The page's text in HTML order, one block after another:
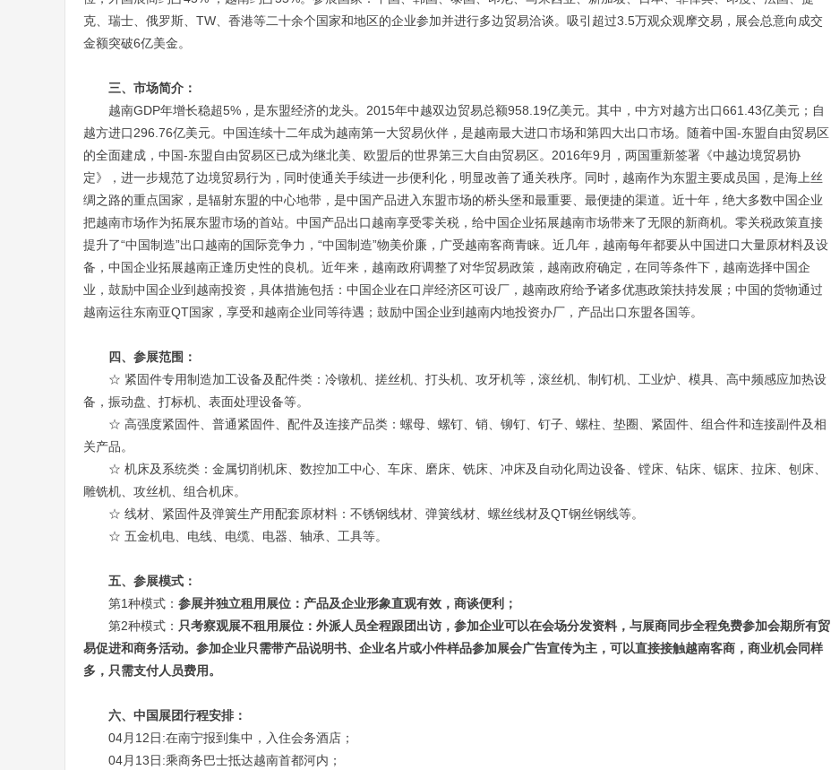
克、瑞士、俄罗斯、TW、香港等二十余个国家和地区的企业参加并进行多边贸易洽谈。吸引超过3.5万观众观摩交易，展会总意向成交
金额突破6亿美金。
三、市场简介：
越南GDP年增长稳超5% ，是东盟经济的龙头。 2015年中越双边贸易总额958.19亿美元。其中，中方对越方出口661.43亿美元；自
越方进口296.76亿美元。中国连续十二年成为越南第一大贸易伙伴，是越南最大进口市场和第四大出口市场。随着中国-东盟自由贸易区
的全面建成，中国-东盟自由贸易区已成为继北美、欧盟后的世界第三大自由贸易区。 2016年9 月，两国重新签署《中越边境贸易协
定》，进一步规范了边境贸易行为，同时使通关手续进一步便利化，明显改善了通关秩序。同时，越南作为东盟主要成员国，是海上丝
绸之路的重点国家，是辐射东盟的中心地带，是中国产品进入东盟市场的桥头堡和最重要、最便捷的渠道。近十年，绝大多数中国企业
把越南市场作为拓展东盟市场的首站。中国产品出口越南享受零关税，给中国企业拓展越南市场带来了无限的新商机。零关税政策直接
提升了“中国制造”出口越南的国际竞争力，“中国制造”物美价廉，广受越南客商青睐。近几年，越南每年都要从中国进口大量原材料及设
备，中国企业拓展越南正逢历史性的良机。近年来，越南政府调整了对华贸易政策，越南政府确定，在同等条件下，越南选择中国企
业，鼓励中国企业到越南投资，具体措施包括：中国企业在口岸经济区可设厂，越南政府给予诸多优惠政策扶持发展；中国的货物通过
越南运往东南亚QT国家，享受和越南企业同等待遇；鼓励中国企业到越南内地投资办厂，产品出口东盟各国等。
四、参展范围：
☆ 紧固件专用制造加工设备及配件类：冷镦机、搓丝机、打头机、攻牙机等，滚丝机、制钉机、工业炉、模具、高中频感应加热设
备，振动盘、打标机、表面处理设备等。
☆ 高强度紧固件、普通紧固件、配件及连接产品类：螺母、螺钉、销、铆钉、钉子、螺柱、垫圈、紧固件、组合件和连接副件及相
关产品。
☆ 机床及系统类：金属切削机床、数控加工中心、车床、磨床、铣床、冲床及自动化周边设备、镗床、钻床、锯床、拉床、刨床、
雕铣机、攻丝机、组合机床。
☆ 线材、紧固件及弹簧生产用配套原材料：不锈钢线材、弹簧线材、螺丝线材及QT钢丝钢线等。
☆ 五金机电、电线、电缆、电器、轴承、工具等。
五、参展模式：
第1种模式： 参展并独立租用展位：产品及企业形象直观有效，商谈便利；
第2种模式： 只考察观展不租用展位：外派人员全程跟团出访，参加企业可以在会场分发资料，与展商同步全程免费参加会期所有贸
易促进和商务活动。参加企业只需带产品说明书、企业名片或小件样品参加展会广告宣传为主，可以直接接触越南客商，商业机会同样
多，只需支付人员费用。
六、中国展团行程安排：
04月 12日:在南宁报到集中，入住会务酒店；
04月 13日:乘商务巴士抵达越南首都河内；